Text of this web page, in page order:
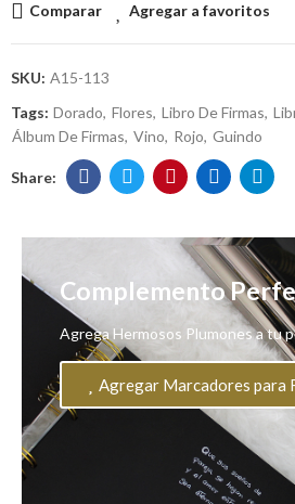
Comparar Agregar a favoritos
SKU: A15-113
Tags: Dorado Flores Libro De Firmas
Álbum De Firmas Vino Rojo Guindo
Complemento
Agrega Hermosos Plumones a tu
Agregar Marcadores para